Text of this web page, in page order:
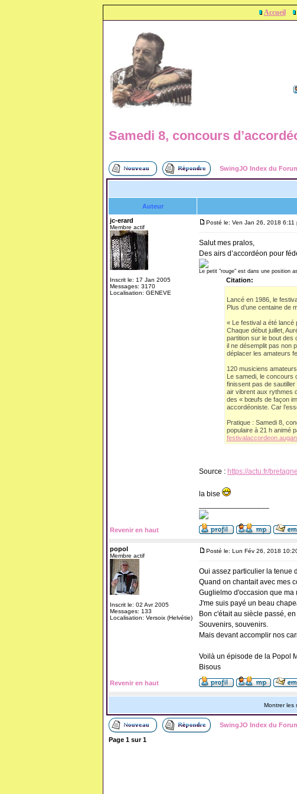
Accueil
Samedi 8, concours
SwingJO Index du
Auteur
jc-erard
Membre actif
Inscrit le: 17 Jan 2005
Messages: 3170
Localisation: GENEVE
Posté le: Ven Jan 26, 2018 6:11
Salut mes pralos,
Des airs d’accordéon pour
Le petit "rouge" est dans une position
Citation:
Lancé en 1986, le
Plus d’une centaine de
« Le festival a été lancé
Chaque début juillet,
partition sur le bout des
il ne désemplit pas non
déplacer les amateurs
120 musiciens amateurs.
Le samedi, le concours
finissent pas de
air vibrent aux rythmes
des « bœufs de façon
accordéoniste. Car
Pratique : Samedi 8,
populaire à 21 h animé
Source : https://actu.fr/
la bise
Revenir en haut
popol
Membre actif
Inscrit le: 02 Avr 2005
Messages: 133
Localisation: Versoix (Helvétie)
Posté le: Lun Fév 26, 2018
Oui assez particulier la tenue
Quand on chantait avec mes
Guglielmo d'occasion que ma
J'me suis payé un beau
Bon c'était au siècle passé,
Souvenirs, souvenirs.
Mais devant accomplir nos
Voilà un épisode de la Popol
Bisous
Revenir en haut
Montrer les
SwingJO Index du
Page 1 sur1